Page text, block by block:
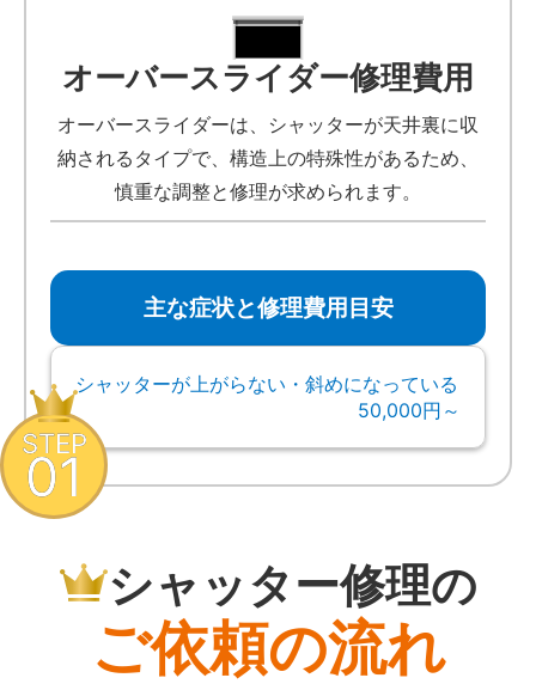
オーバースライダー修理費用
オーバースライダーは、シャッターが天井裏に収
納されるタイプで、構造上の特殊性があるため、
慎重な調整と修理が求められます。
主な症状と修理費用目安
シャッターが上がらない・斜めになっている
50,000円～
シャッター修理の
ご依頼の流れ
STEP
01